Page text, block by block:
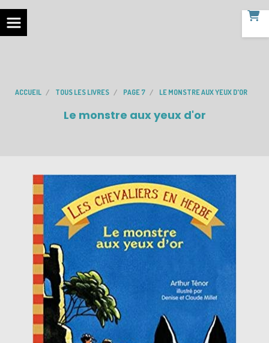
ACCUEIL TOUS LES LIVRES PAGE 7 LE MONSTRE AUX YEUX D'OR
Le monstre aux yeux d'or